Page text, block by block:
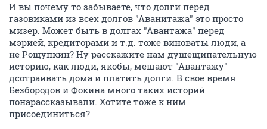
И вы почему то забываете, что долги перед
газовиками из всех долгов "Аванитажа" это просто
мизер. Может быть в долгах "Авантажа" перед
мэрией, кредиторами и т.д. тоже виноваты люди, а
не Рощупкин? Ну расскажите нам душещипательную
историю, как люди, якобы, мешают "Авантажу"
дсотраивать дома и платить долги. В свое время
Безбородов и Фокина много таких историй
понарассказывали. Хотите тоже к ним
присоединиться?